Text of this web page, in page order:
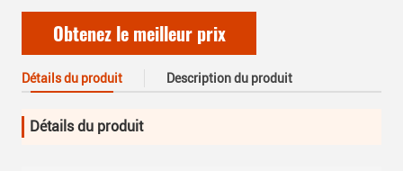
Obtenez le meilleur prix
Détails du produit Description du produit
Détails du produit